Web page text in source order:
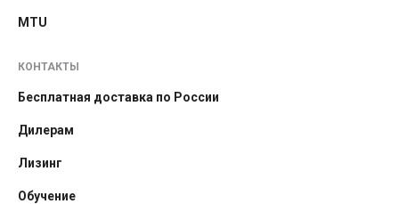
MTU
КОНТАКТЫ
Бесплатная доставка по России
Дилерам
Лизинг
Обучение